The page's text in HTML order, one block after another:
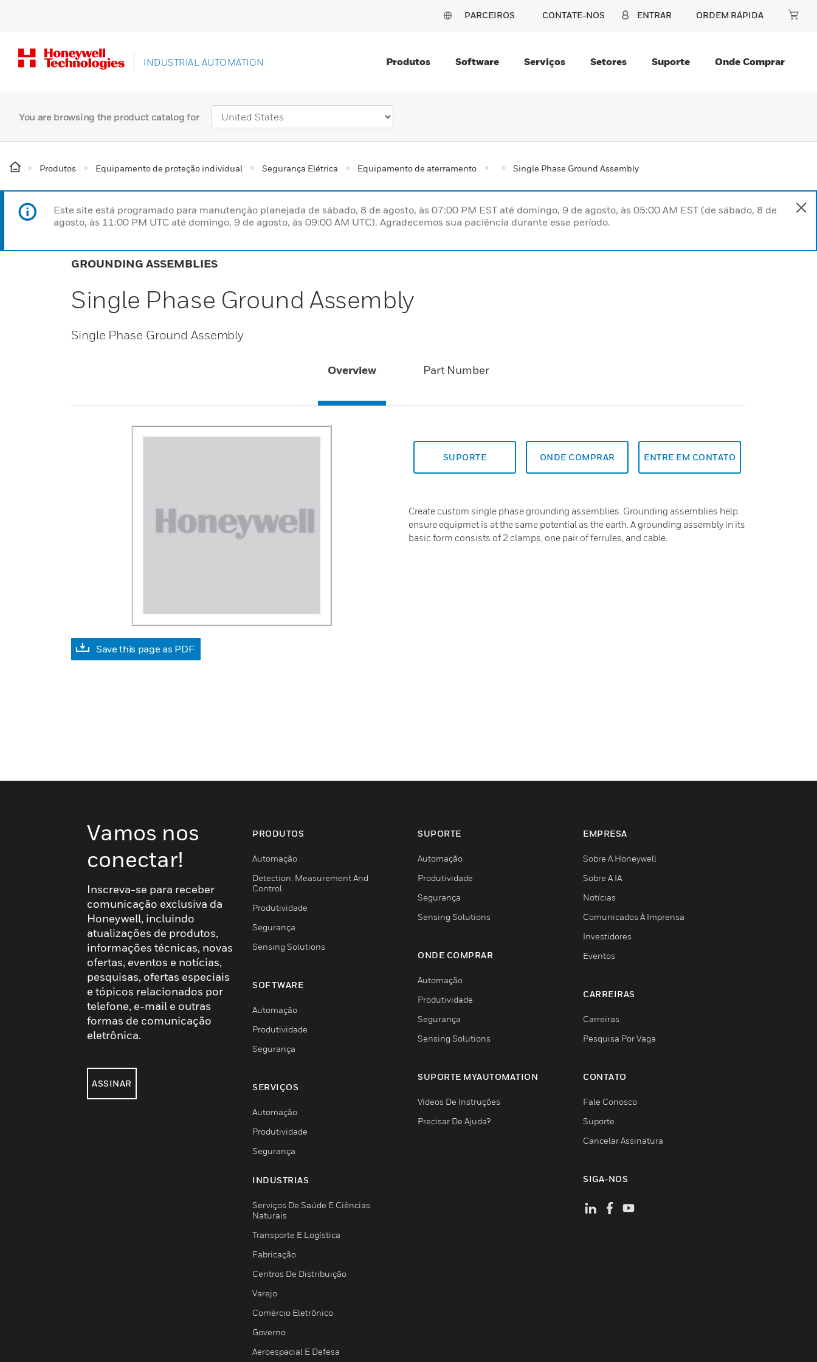
PARCEIROS CONTATE-NOS ENTRAR ORDEM RÁPIDA
INDUSTRIAL AUTOMATION Produtos Software Serviços Setores Suporte Onde Comprar
You are browsing the product catalog for
Produtos Equipamento de proteção individual Segurança Elétrica Equipamento de aterramento Single Phase Ground Assembly
Este site está programado para manutenção planejada de sábado, 8 de agosto, às 07:00 PM EST até domingo, 9 de agosto, às 05:00 AM EST (de sábado, 8 de
agosto, às 11:00 PM UTC até domingo, 9 de agosto, às 09:00 AM UTC). Agradecemos sua paciência durante esse período.
GROUNDING ASSEMBLIES
Single Phase Ground Assembly
Single Phase Ground Assembly
Overview Part Number
Save this page as PDF
SUPORTE ONDE COMPRAR ENTRE EM CONTATO
Create custom single phase grounding assemblies. Grounding assemblies help
ensure equipmet is at the same potential as the earth. A grounding assembly in its
basic form consists of 2 clamps, one pair of ferrules, and cable.
Vamos nos
conectar!
Inscreva-se para receber
comunicação exclusiva da
Honeywell, incluindo
atualizações de produtos,
informações técnicas, novas
ofertas, eventos e notícias,
pesquisas, ofertas especiais
e tópicos relacionados por
telefone, e-mail e outras
formas de comunicação
eletrônica.
ASSINAR
PRODUTOS
Automação
Detection, Measurement And
Control
Produtividade
Segurança
Sensing Solutions
SOFTWARE
Automação
Produtividade
Segurança
SERVIÇOS
Automação
Produtividade
Segurança
INDUSTRIAS
Serviços De Saúde E Ciências
Naturais
Transporte E Logística
Fabricação
Centros De Distribuição
Varejo
Comércio Eletrônico
Governo
Aeroespacial E Defesa
SUPORTE
Automação
Produtividade
Segurança
Sensing Solutions
ONDE COMPRAR
Automação
Produtividade
Segurança
Sensing Solutions
SUPORTE MYAUTOMATION
Vídeos De Instruções
Precisar De Ajuda?
EMPRESA
Sobre A Honeywell
Sobre A IA
Notícias
Comunicados À Imprensa
Investidores
Eventos
CARREIRAS
Carreiras
Pesquisa Por Vaga
CONTATO
Fale Conosco
Suporte
Cancelar Assinatura
SIGA-NOS